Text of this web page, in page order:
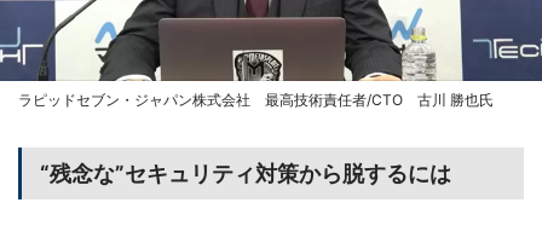
ラピッドセブン・ジャパン株式会社 最高技術責任者/CTO 古川 勝也氏
“残念な”セキュリティ対策から脱するには